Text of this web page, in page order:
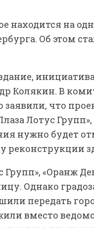
находится на
Об этом
Колякин. В
что
Лотус
нужно будет
реконструкции
«Оранж
Однако
передать
вместо